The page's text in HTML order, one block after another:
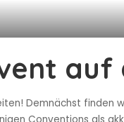
auf
Demnächst